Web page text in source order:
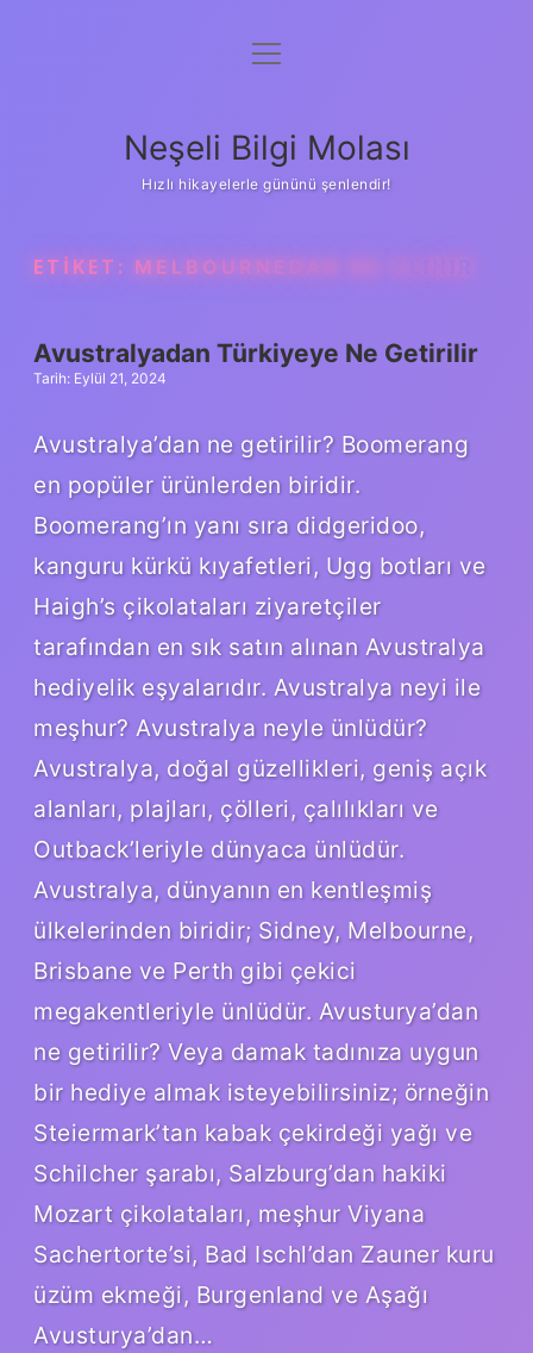
Anasayfa
Yasal Uyarı
menüyü
Neşeli Bilgi Molası
Hızlı hikayelerle gününü şenlendir!
ETIKET: MELBOURNEDAN NE ALINIR
Avustralyadan Türkiyeye Ne Getirilir
Tarih: Eylül 21, 2024
Avustralya’dan ne getirilir? Boomerang
en popüler ürünlerden biridir.
Boomerang’ın yanı sıra didgeridoo,
kanguru kürkü kıyafetleri, Ugg botları ve
Haigh’s çikolataları ziyaretçiler
tarafından en sık satın alınan Avustralya
hediyelik eşyalarıdır. Avustralya neyi ile
meşhur? Avustralya neyle ünlüdür?
Avustralya, doğal güzellikleri, geniş açık
alanları, plajları, çölleri, çalılıkları ve
Outback’leriyle dünyaca ünlüdür.
Avustralya, dünyanın en kentleşmiş
ülkelerinden biridir; Sidney, Melbourne,
Brisbane ve Perth gibi çekici
megakentleriyle ünlüdür. Avusturya’dan
ne getirilir? Veya damak tadınıza uygun
bir hediye almak isteyebilirsiniz; örneğin
Steiermark’tan kabak çekirdeği yağı ve
Schilcher şarabı, Salzburg’dan hakiki
Mozart çikolataları, meşhur Viyana
Sachertorte’si, Bad Ischl’dan Zauner kuru
üzüm ekmeği, Burgenland ve Aşağı
Avusturya’dan…